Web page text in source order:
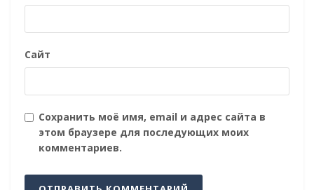
Сайт
Сохранить моё имя, email и адрес сайта в
этом браузере для последующих моих
комментариев.